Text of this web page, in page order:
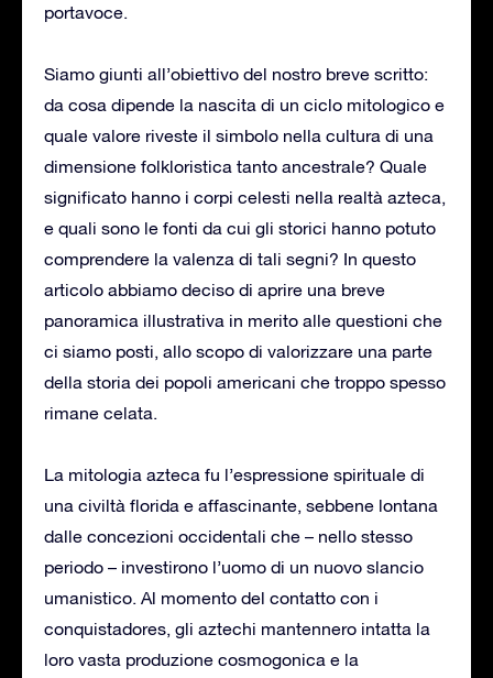
portavoce.
Siamo giunti all’obiettivo del nostro breve scritto:
da cosa dipende la nascita di un ciclo mitologico e
quale valore riveste il simbolo nella cultura di una
dimensione folkloristica tanto ancestrale? Quale
significato hanno i corpi celesti nella realtà azteca,
e quali sono le fonti da cui gli storici hanno potuto
comprendere la valenza di tali segni? In questo
articolo abbiamo deciso di aprire una breve
panoramica illustrativa in merito alle questioni che
ci siamo posti, allo scopo di valorizzare una parte
della storia dei popoli americani che troppo spesso
rimane celata.
La mitologia azteca fu l’espressione spirituale di
una civiltà florida e affascinante, sebbene lontana
dalle concezioni occidentali che – nello stesso
periodo – investirono l’uomo di un nuovo slancio
umanistico. Al momento del contatto con i
conquistadores, gli aztechi mantennero intatta la
loro vasta produzione cosmogonica e la